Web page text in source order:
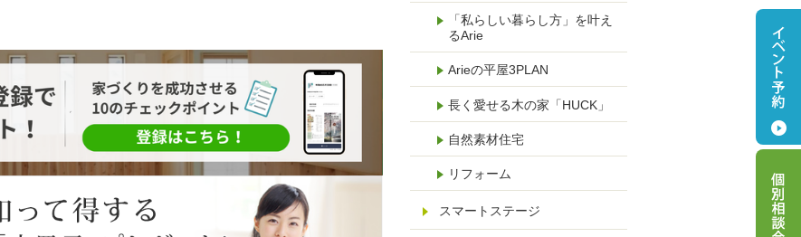
「私らしい暮らし方」を叶え
るArie
Arieの平屋3PLAN
長く愛せる木の家「HUCK」
自然素材住宅
リフォーム
スマートステージ